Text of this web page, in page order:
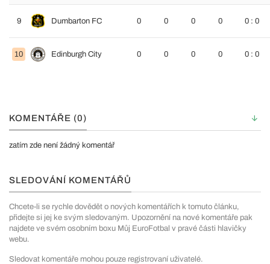
9 Dumbarton FC 0 0 0 0 0 : 0
10 Edinburgh City 0 0 0 0 0 : 0
KOMENTÁŘE (0)
zatím zde není žádný komentář
SLEDOVÁNÍ KOMENTÁŘŮ
Chcete-li se rychle dovědět o nových komentářích k tomuto článku,
přidejte si jej ke svým sledovaným. Upozornění na nové komentáře pak
najdete ve svém osobním boxu Můj EuroFotbal v pravé části hlavičky
webu.
Sledovat komentáře mohou pouze registrovaní uživatelé.